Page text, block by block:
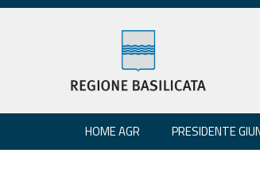
HOME AGR PRESIDENTE